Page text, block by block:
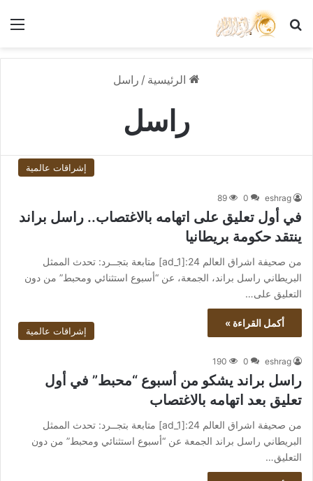
بحث عن
الرئيسية / راسل
راسل
إشراقات عالمية
eshrag
0
89
في أول تعليق على اتهامه بالاغتصاب.. راسل براند
ينتقد حكومة بريطانيا
من صحيفة اشراق العالم 24:[ad_1] متابعة بتجــرد: تحدث الممثل
البريطاني راسل براند، الجمعة، عن “أسبوع استثنائي ومحبط” من دون
التعليق على…
أكمل القراءة »
إشراقات عالمية
eshrag
0
190
راسل براند يشكو من أسبوع “محبط” في أول
تعليق بعد اتهامه بالاغتصاب
من صحيفة اشراق العالم 24:[ad_1] متابعة بتجــرد: تحدث الممثل
البريطاني راسل براند الجمعة عن “أسبوع استثنائي ومحبط” من دون
التعليق…